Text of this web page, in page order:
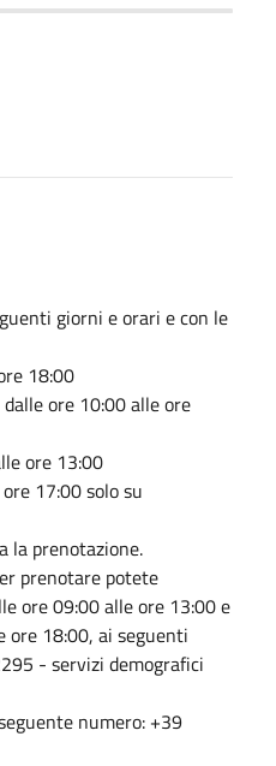
giorni e orari e con le
18:00
ore 10:00 alle ore
ore 13:00
17:00 solo su
la prenotazione.
prenotare potete
ore 09:00 alle ore 13:00 e
ore 18:00, ai seguenti
- servizi demografici
numero: +39